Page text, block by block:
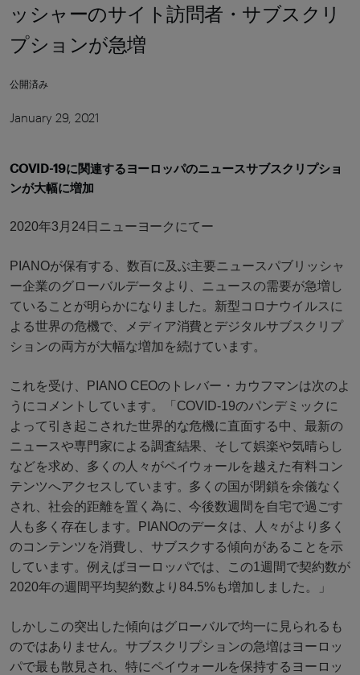
ッシャーのサイト訪問者・サブスクリ
プションが急増
公開済み
January 29, 2021
COVID-19に関連するヨーロッパのニュースサブスクリプショ
ンが大幅に増加
2020年3月24日ニューヨークにてー
PIANOが保有する、数百に及ぶ主要ニュースパブリッシャ
ー企業のグローバルデータより、ニュースの需要が急増し
ていることが明らかになりました。新型コロナウイルスに
よる世界の危機で、メディア消費とデジタルサブスクリプ
ションの両方が大幅な増加を続けています。
これを受け、PIANO CEOのトレバー・カウフマンは次のよ
うにコメントしています。「COVID-19のパンデミックに
よって引き起こされた世界的な危機に直面する中、最新の
ニュースや専門家による調査結果、そして娯楽や気晴らし
などを求め、多くの人々がペイウォールを越えた有料コン
テンツへアクセスしています。多くの国が閉鎖を余儀なく
され、社会的距離を置く為に、今後数週間を自宅で過ごす
人も多く存在します。PIANOのデータは、人々がより多く
のコンテンツを消費し、サブスクする傾向があることを示
しています。例えばヨーロッパでは、この1週間で契約数が
2020年の週間平均契約数より84.5%も増加しました。」
しかしこの突出した傾向はグローバルで均一に見られるも
のではありません。サブスクリプションの急増はヨーロッ
パで最も散見され、特にペイウォールを保持するヨーロッ